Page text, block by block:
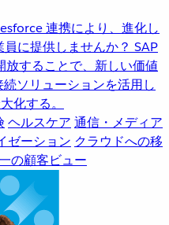
連携により、進化し
に提供しませんか？ SAP
放することで、新しい価値
続ソリューションを活用し
化する。
ヘルスケア 通信・メディア
ゼーション クラウドへの移
の顧客ビュー